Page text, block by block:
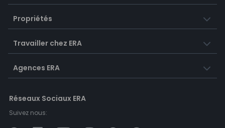
Propriétés
Travailler chez ERA
Agences ERA
Réseaux Sociaux ERA
Suivez nous: